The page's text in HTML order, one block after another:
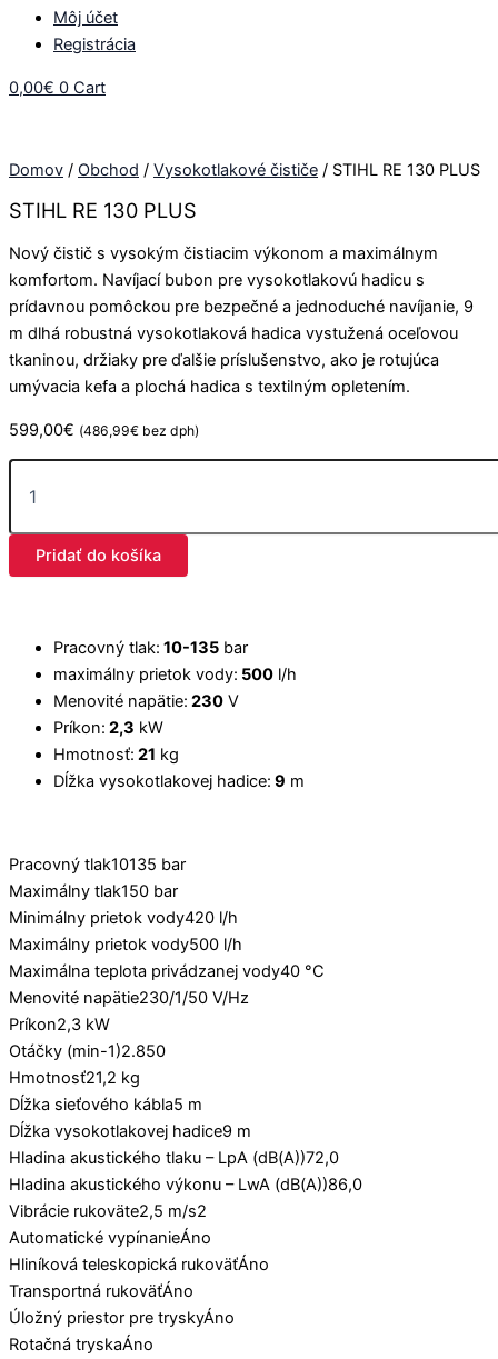
Môj účet
Registrácia
0,00€ 0 Cart
Domov / Obchod / Vysokotlakové čističe / STIHL RE 130 PLUS
STIHL RE 130 PLUS
Nový čistič s vysokým čistiacim výkonom a maximálnym
komfortom. Navíjací bubon pre vysokotlakovú hadicu s
prídavnou pomôckou pre bezpečné a jednoduché navíjanie, 9
m dlhá robustná vysokotlaková hadica vystužená oceľovou
tkaninou, držiaky pre ďalšie príslušenstvo, ako je rotujúca
umývacia kefa a plochá hadica s textilným opletením.
599,00€ (486,99€ bez dph)
Pridať do košíka
Pracovný tlak: 10-135 bar
maximálny prietok vody: 500 l/h
Menovité napätie: 230 V
Príkon: 2,3 kW
Hmotnosť: 21 kg
Dĺžka vysokotlakovej hadice: 9 m
Pracovný tlak10135 bar
Maximálny tlak150 bar
Minimálny prietok vody420 l/h
Maximálny prietok vody500 l/h
Maximálna teplota privádzanej vody40 °C
Menovité napätie230/1/50 V/Hz
Príkon2,3 kW
Otáčky (min-1)2.850
Hmotnosť21,2 kg
Dĺžka sieťového kábla5 m
Dĺžka vysokotlakovej hadice9 m
Hladina akustického tlaku – LpA (dB(A))72,0
Hladina akustického výkonu – LwA (dB(A))86,0
Vibrácie rukoväte2,5 m/s2
Automatické vypínanieÁno
Hliníková teleskopická rukoväťÁno
Transportná rukoväťÁno
Úložný priestor pre tryskyÁno
Rotačná tryskaÁno